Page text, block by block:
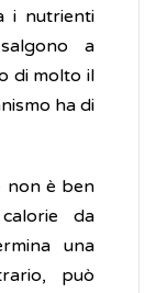
i nutrienti
a
di molto il
ha di
non è ben
da
una
può